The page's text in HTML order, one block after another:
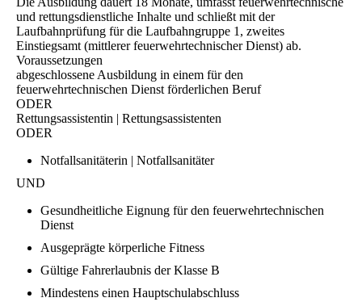
und rettungsdienstliche Inhalte und schließt mit der
Laufbahnprüfung für die Laufbahngruppe 1, zweites
Einstiegsamt (mittlerer feuerwehrtechnischer Dienst) ab.
Voraussetzungen
abgeschlossene Ausbildung in einem für den
feuerwehrtechnischen Dienst förderlichen Beruf
ODER
Rettungsassistentin | Rettungsassistenten
ODER
Notfallsanitäterin | Notfallsanitäter
UND
Gesundheitliche Eignung für den feuerwehrtechnischen
Dienst
Ausgeprägte körperliche Fitness
Gültige Fahrerlaubnis der Klasse B
Mindestens einen Hauptschulabschluss